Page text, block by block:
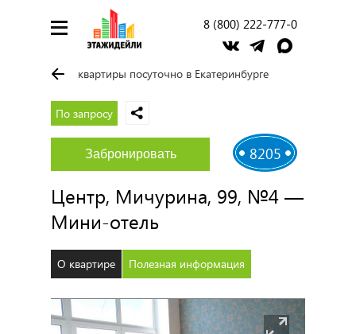
8 (800) 222-777-0
квартиры посуточно в Екатеринбурге
По запросу
8205
Забронировать
Центр, Мичурина, 99, №4 —
Мини-отель
О квартире Полезная информация